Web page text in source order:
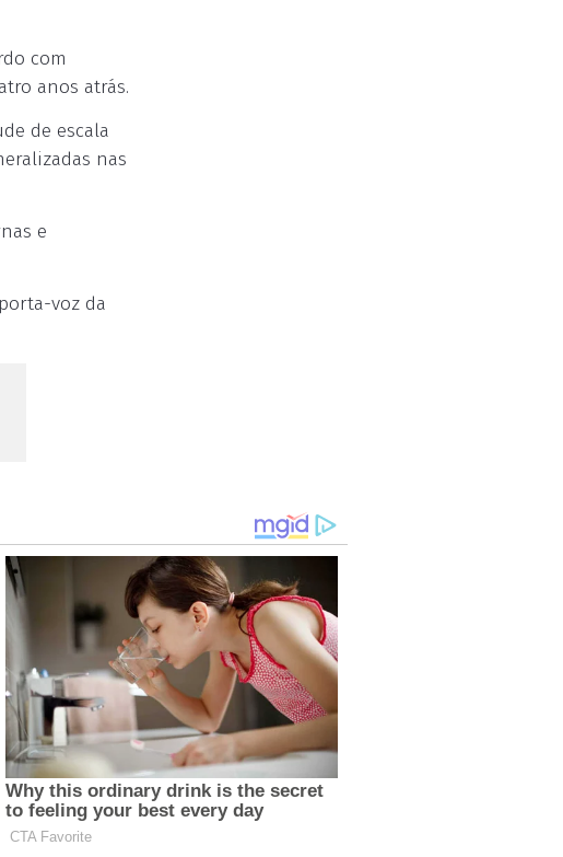
com
anos atrás.
de escala
nas
e
voz da